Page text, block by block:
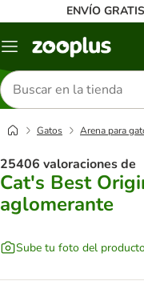
ENVÍO
Menú
Buscar
productos
Gatos Arena para
25406 valoraciones de
Cat's Best
aglomerante
Sube tu foto del